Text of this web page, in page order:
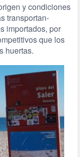
y condiciones
transportan-
importados, por
que los
huertas.